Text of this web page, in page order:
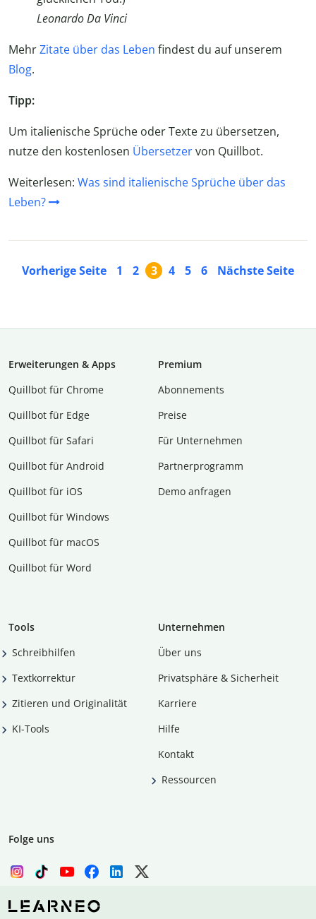
Leonardo Da Vinci
MehrZitate über das Leben findest du auf unserem
Blog.
Tipp:
Um italienische Sprüche oder Texte zu übersetzen,
nutze den kostenlosen Übersetzervon Quillbot.
Weiterlesen: Was sind italienische Sprüche über das
Leben?
Vorherige Seite 1 2 3 4 5 6 Nächste Seite
Erweiterungen & Apps
Quillbot für Chrome
Quillbot für Edge
Quillbot für Safari
Quillbot für Android
Quillbot für iOS
Quillbot für Windows
Quillbot für macOS
Quillbot für Word
Premium
Abon­ne­ments
Preise
Für Unternehmen
Partnerprogramm
Demo anfragen
Tools
Schreibhilfen
Textkorrektur
Zitieren und Originalität
KI-Tools
Unternehmen
Über uns
Privatsphäre & Sicherheit
Karriere
Hilfe
Kontakt
Ressourcen
Folge uns